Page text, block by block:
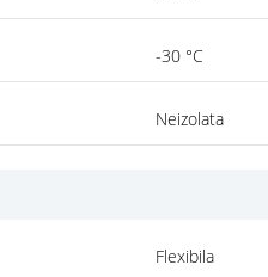
-30 °C
Neizolata
Flexibila